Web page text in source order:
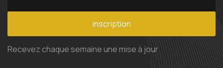
inscription
Recevez chaque semaine une mise à jour